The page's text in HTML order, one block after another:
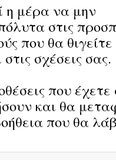
μέρα να μην
στις
που θα θιγείτε
σχέσεις σας.
που έχετε
και θα
που θα